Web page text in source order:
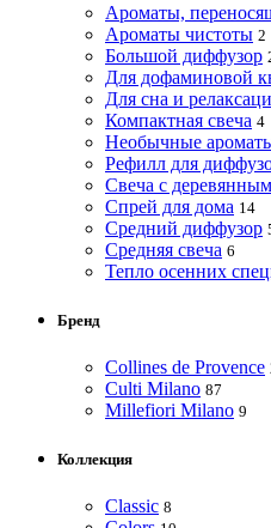
Ароматы,
Ароматы чистоты 2
Большой диффузор
Для дофаминовой
Для сна и
Компактная свеча 4
Необычные
Рефилл для
Свеча с
Спрей для дома 14
Средний диффузор
Средняя свеча 6
Тепло осенних
Бренд
Collines de Provence
Culti Milano 87
Millefiori Milano 9
Коллекция
Classic 8